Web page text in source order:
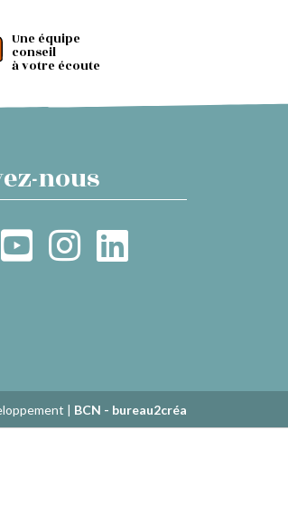
Une équipe
conseil
à votre écoute
nous
| BCN - bureau2créa